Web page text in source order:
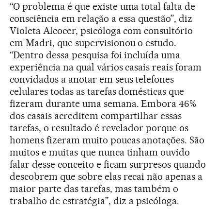
“O problema é que existe uma total falta de
consciência em relação a essa questão”, diz
Violeta Alcocer, psicóloga com consultório
em Madri, que supervisionou o estudo.
“Dentro dessa pesquisa foi incluída uma
experiência na qual vários casais reais foram
convidados a anotar em seus telefones
celulares todas as tarefas domésticas que
fizeram durante uma semana. Embora 46%
dos casais acreditem compartilhar essas
tarefas, o resultado é revelador porque os
homens fizeram muito poucas anotações. São
muitos e muitas que nunca tinham ouvido
falar desse conceito e ficam surpresos quando
descobrem que sobre elas recai não apenas a
maior parte das tarefas, mas também o
trabalho de estratégia”, diz a psicóloga.